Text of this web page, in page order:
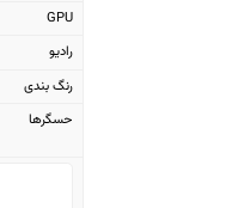
GPU
رادیو
رنگ بندی
حسگرها